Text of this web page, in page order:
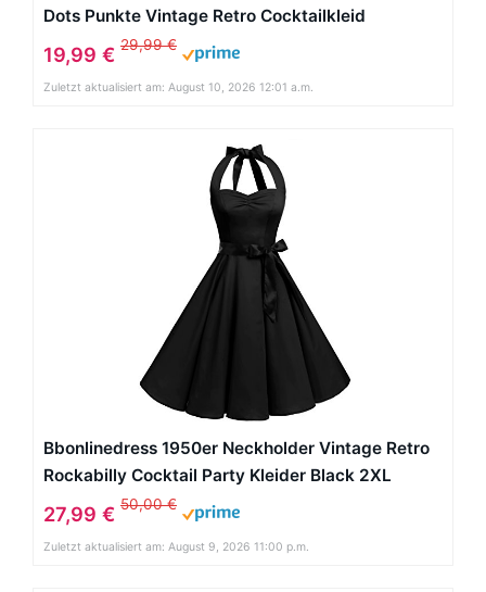
Dots Punkte Vintage Retro Cocktailkleid
Petticoat Faltenrock Black Red Rose Dot M
19,99 € 29,99 €
Zuletzt aktualisiert am: August 10, 2026 12:01 a.m.
Bbonlinedress 1950er Neckholder Vintage Retro
Rockabilly Cocktail Party Kleider Black 2XL
27,99 € 50,00 €
Zuletzt aktualisiert am: August 9, 2026 11:00 p.m.